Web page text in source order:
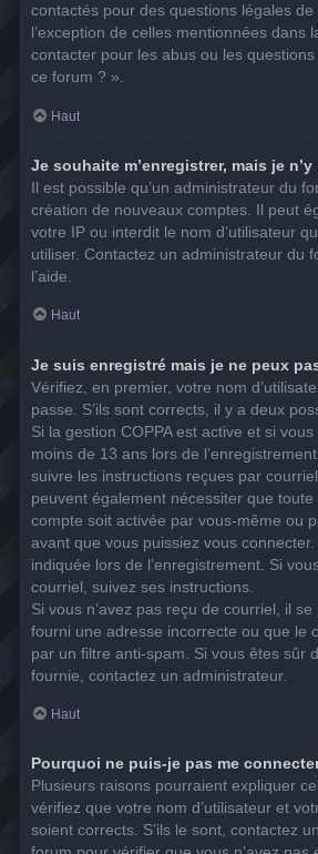
contactés pour des questions légales
l’exception de celles mentionnées dans
contacter pour les abus ou les
ce forum ? ».
Haut
Je souhaite m’enregistrer, mais je
Il est possible qu’un administrateur du
création de nouveaux comptes. Il peut
votre IP ou interdit le nom d’utilisateur
utiliser. Contactez un administrateur du
l’aide.
Haut
Je suis enregistré mais je ne peux
Vérifiez, en premier, votre nom
passe. S’ils sont corrects, il y a deux
Si la gestion COPPA est active et si
moins de 13 ans lors de
suivre les instructions reçues par
peuvent également nécessiter que
compte soit activée par vous-même ou
avant que vous puissiez vous
indiquée lors de l’enregistrement. Si
courriel, suivez ses instructions.
Si vous n’avez pas reçu de courriel, il
fourni une adresse incorrecte ou que le
par un filtre anti-spam. Si vous êtes sûr
fournie, contactez un administrateur.
Haut
Pourquoi ne puis-je pas me
Plusieurs raisons pourraient expliquer
vérifiez que votre nom d’utilisateur et
soient corrects. S’ils le sont, contactez